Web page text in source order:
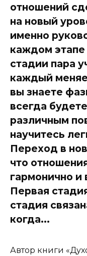
отношений
на новый
именно
каждом
стадии пара
каждый
вы знаете
всегда
различным
научитесь
Переход в
что
гармонично и
Первая
стадия
когда...
Автор книги